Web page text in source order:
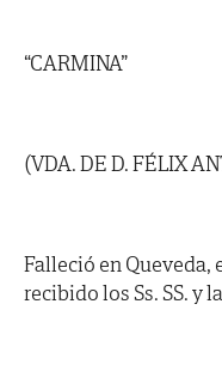
“CARMINA”
(VDA. DE D. FÉLIX
Falleció en Queveda,
recibido los Ss. SS. y